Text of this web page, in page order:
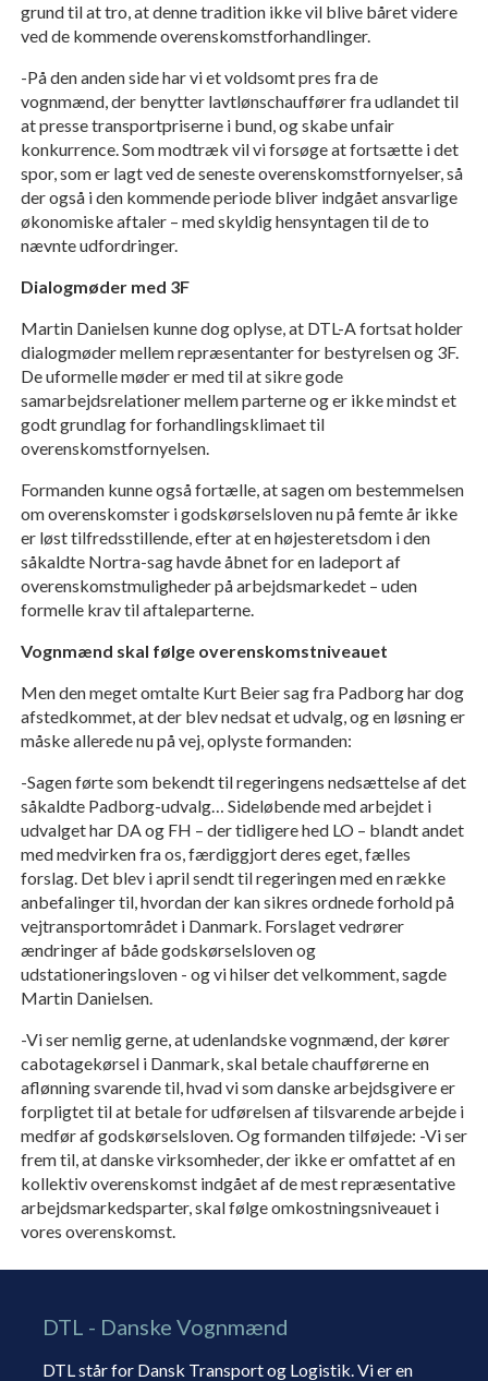
grund til at tro, at denne tradition ikke vil blive båret videre
ved de kommende overenskomstforhandlinger.
-På den anden side har vi et voldsomt pres fra de
vognmænd, der benytter lavtlønschauffører fra udlandet til
at presse transportpriserne i bund, og skabe unfair
konkurrence. Som modtræk vil vi forsøge at fortsætte i det
spor, som er lagt ved de seneste overenskomstfornyelser, så
der også i den kommende periode bliver indgået ansvarlige
økonomiske aftaler – med skyldig hensyntagen til de to
nævnte udfordringer.
Dialogmøder med 3F
Martin Danielsen kunne dog oplyse, at DTL-A fortsat holder
dialogmøder mellem repræsentanter for bestyrelsen og 3F.
De uformelle møder er med til at sikre gode
samarbejdsrelationer mellem parterne og er ikke mindst et
godt grundlag for forhandlingsklimaet til
overenskomstfornyelsen.
Formanden kunne også fortælle, at sagen om bestemmelsen
om overenskomster i godskørselsloven nu på femte år ikke
er løst tilfredsstillende, efter at en højesteretsdom i den
såkaldte Nortra-sag havde åbnet for en ladeport af
overenskomstmuligheder på arbejdsmarkedet – uden
formelle krav til aftaleparterne.
Vognmænd skal følge overenskomstniveauet
Men den meget omtalte Kurt Beier sag fra Padborg har dog
afstedkommet, at der blev nedsat et udvalg, og en løsning er
måske allerede nu på vej, oplyste formanden:
-Sagen førte som bekendt til regeringens nedsættelse af det
såkaldte Padborg-udvalg… Sideløbende med arbejdet i
udvalget har DA og FH – der tidligere hed LO – blandt andet
med medvirken fra os, færdiggjort deres eget, fælles
forslag. Det blev i april sendt til regeringen med en række
anbefalinger til, hvordan der kan sikres ordnede forhold på
vejtransportområdet i Danmark. Forslaget vedrører
ændringer af både godskørselsloven og
udstationeringsloven - og vi hilser det velkomment, sagde
Martin Danielsen.
-Vi ser nemlig gerne, at udenlandske vognmænd, der kører
cabotagekørsel i Danmark, skal betale chaufførerne en
aflønning svarende til, hvad vi som danske arbejdsgivere er
forpligtet til at betale for udførelsen af tilsvarende arbejde i
medfør af godskørselsloven. Og formanden tilføjede: -Vi ser
frem til, at danske virksomheder, der ikke er omfattet af en
kollektiv overenskomst indgået af de mest repræsentative
arbejdsmarkedsparter, skal følge omkostningsniveauet i
vores overenskomst.
DTL - Danske Vognmænd
DTL står for Dansk Transport og Logistik. Vi er en